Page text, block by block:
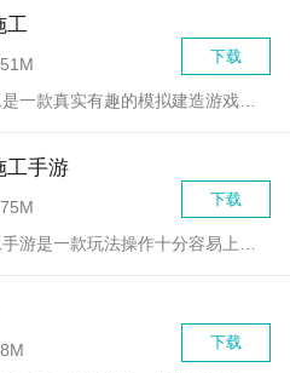
工
下载
工手游
下载
下载